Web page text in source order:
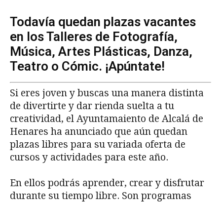
Todavía quedan plazas vacantes
en los Talleres de Fotografía,
Música, Artes Plásticas, Danza,
Teatro o Cómic. ¡Apúntate!
Si eres joven y buscas una manera distinta
de divertirte y dar rienda suelta a tu
creatividad, el Ayuntamaiento de Alcalá de
Henares ha anunciado que aún quedan
plazas libres para su variada oferta de
cursos y actividades para este año.
En ellos podrás aprender, crear y disfrutar
durante su tiempo libre. Son programas